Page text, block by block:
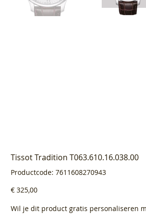
Tissot Tradition T063.610.16.038.00
Productcode: Productcode
7611608270943
7611608270943
Prijs
€ 325,00
Wil je dit product gratis personaliseren